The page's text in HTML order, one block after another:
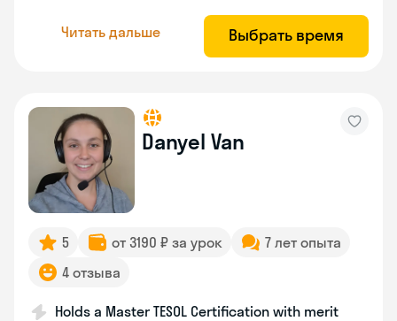
Читать дальше Выбрать время
Danyel Van
5 от 3190 ₽ за урок
7 лет опыта
4 отзыва
Holds a Master TESOL Certification with merit